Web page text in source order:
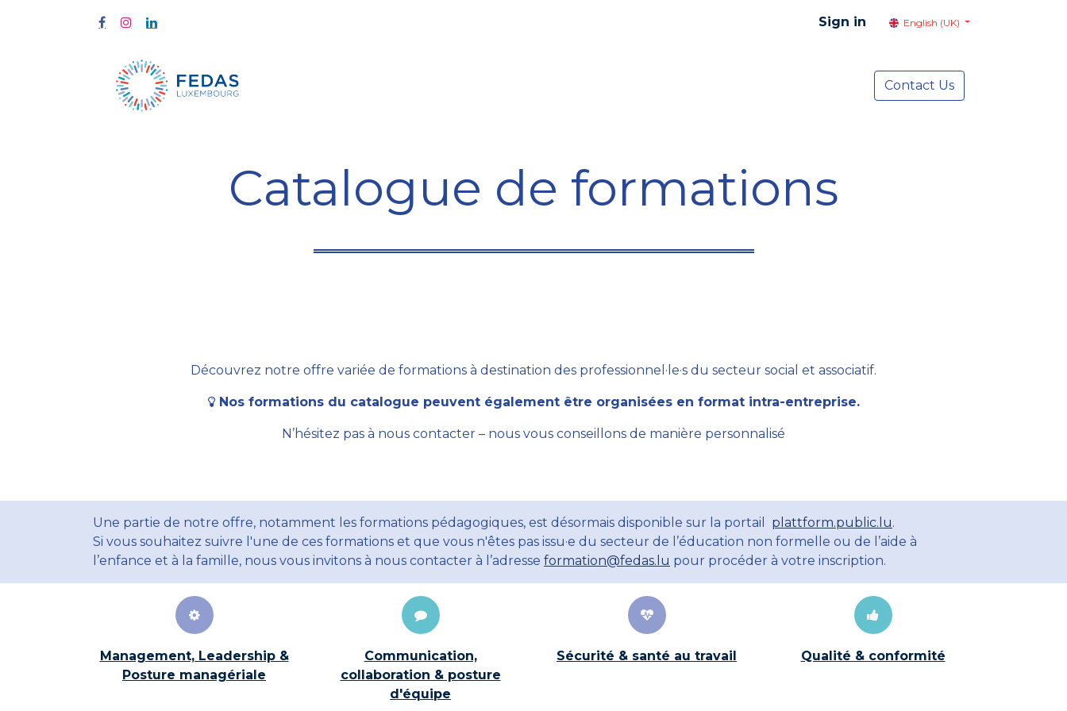
Sign in English (UK)
Social Advocacy Services
Contact Us
Catalogue de formations
Découvrez notre offre variée de formations à destination des professionnel·le·s du secteur social et associatif.
Nos formations du catalogue peuvent également être organisées en format intra-entreprise.
N’hésitez pas à nous contacter – nous vous conseillons de manière personnalisé
Une partie de notre offre, notamment les formations pédagogiques, est désormais disponible sur la portail plattform.public.lu.
Si vous souhaitez suivre l'une de ces formations et que vous n'êtes pas issu·e du secteur de l’éducation non formelle ou de l’aide à
l’enfance et à la famille, nous vous invitons à nous contacter à l’adresse formation@fedas.lu pour procéder à votre inscription.
Management, Leadership &
Posture managériale
Communication,
collaboration & posture
d'équipe
Sécurité & santé au travail Qualité & conformité